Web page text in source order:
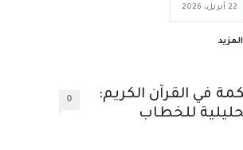
22 أبريل، 2026
في القرآن الكريم:
للخطاب
0